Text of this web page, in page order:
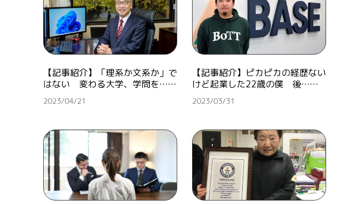
【記事紹介】「理系か文系か」で
はない 変わる大学、学問を……
2023/04/21
【記事紹介】ピカピカの経歴ない
けど起業した22歳の僕 後……
2023/03/31